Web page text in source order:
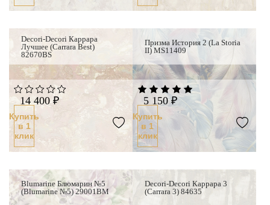
Decori-Decori Каррара
Лучшее (Carrara Best)
82670BS
14 400 ₽
Купить
в 1
клик
Призма История 2 (La Storia
II) MS11409
5 150 ₽
Купить
в 1
клик
Blumarine Блюмарин №5
(Blumarine №5) 29001BM
Decori-Decori Каррара 3
(Carrara 3) 84635